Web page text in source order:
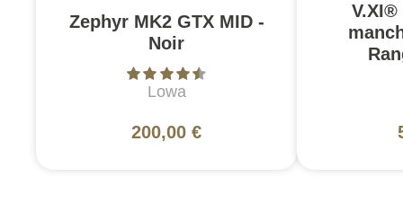
Zephyr MK2 GTX MID -
Noir
Lowa
200,00 €
V.XI®